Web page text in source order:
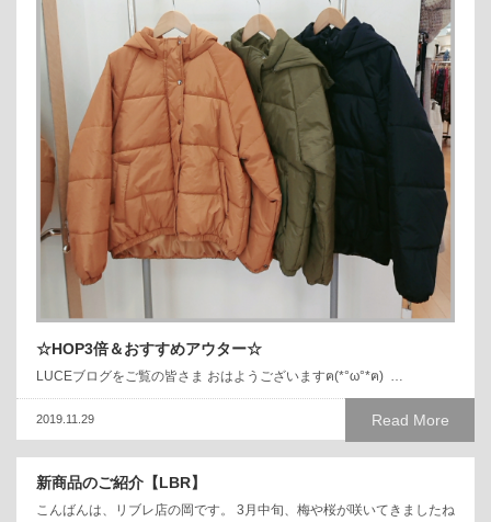
☆HOP3倍＆おすすめアウター☆
LUCEブログをご覧の皆さま おはようございますฅ(*°ω°*ฅ) …
Read More
2019.11.29
新商品のご紹介【LBR】
こんばんは、リブレ店の岡です。 3月中旬、梅や桜が咲いてきましたね